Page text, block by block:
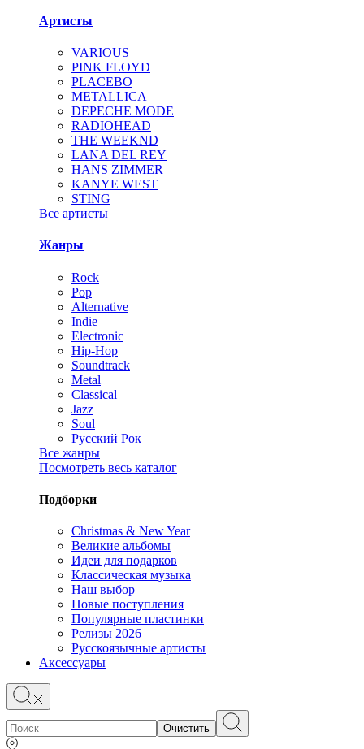
Артисты
VARIOUS
PINK FLOYD
PLACEBO
METALLICA
DEPECHE MODE
RADIOHEAD
THE WEEKND
LANA DEL REY
HANS ZIMMER
KANYE WEST
STING
Все артисты
Жанры
Rock
Pop
Alternative
Indie
Electronic
Hip-Hop
Soundtrack
Metal
Classical
Jazz
Soul
Русский Рок
Все жанры
Посмотреть весь каталог
Подборки
Christmas & New Year
Великие альбомы
Идеи для подарков
Классическая музыка
Наш выбор
Новые поступления
Популярные пластинки
Релизы 2026
Русскоязычные артисты
Аксессуары
Очистить